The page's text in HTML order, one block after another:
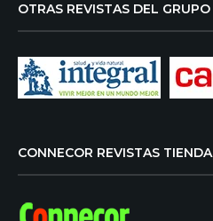
OTRAS REVISTAS DEL GRUPO
CONNECOR REVISTAS TIENDA